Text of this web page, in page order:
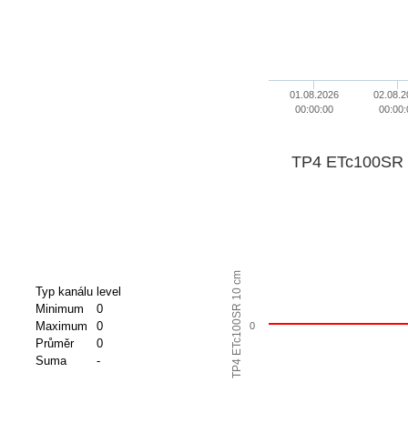
01.08.2026
00:00:00
Typ kanálu level
Minimum
0
Maximum
0
Průměr
0
Suma
- TP4 ETc100SR 10 cm
TP4 ETc100SR
0